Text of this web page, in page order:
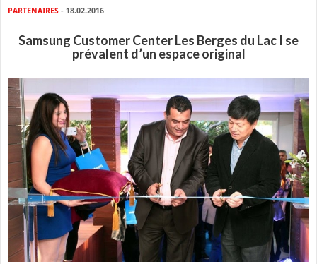
PARTENAIRES - 18.02.2016
Samsung Customer Center Les Berges du Lac I se
prévalent d’un espace original